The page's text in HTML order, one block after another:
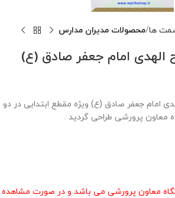
ها محصولات مدیران مدارس
الهدی امام جعفر صادق (ع)
امام جعفر صادق (ع) ویژه مقطع ابتدایی در دو
معاون پرورشی می باشد و در صورت مشاهده